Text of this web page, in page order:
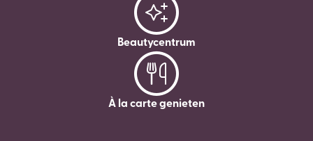
Beautycentrum
À la carte genieten